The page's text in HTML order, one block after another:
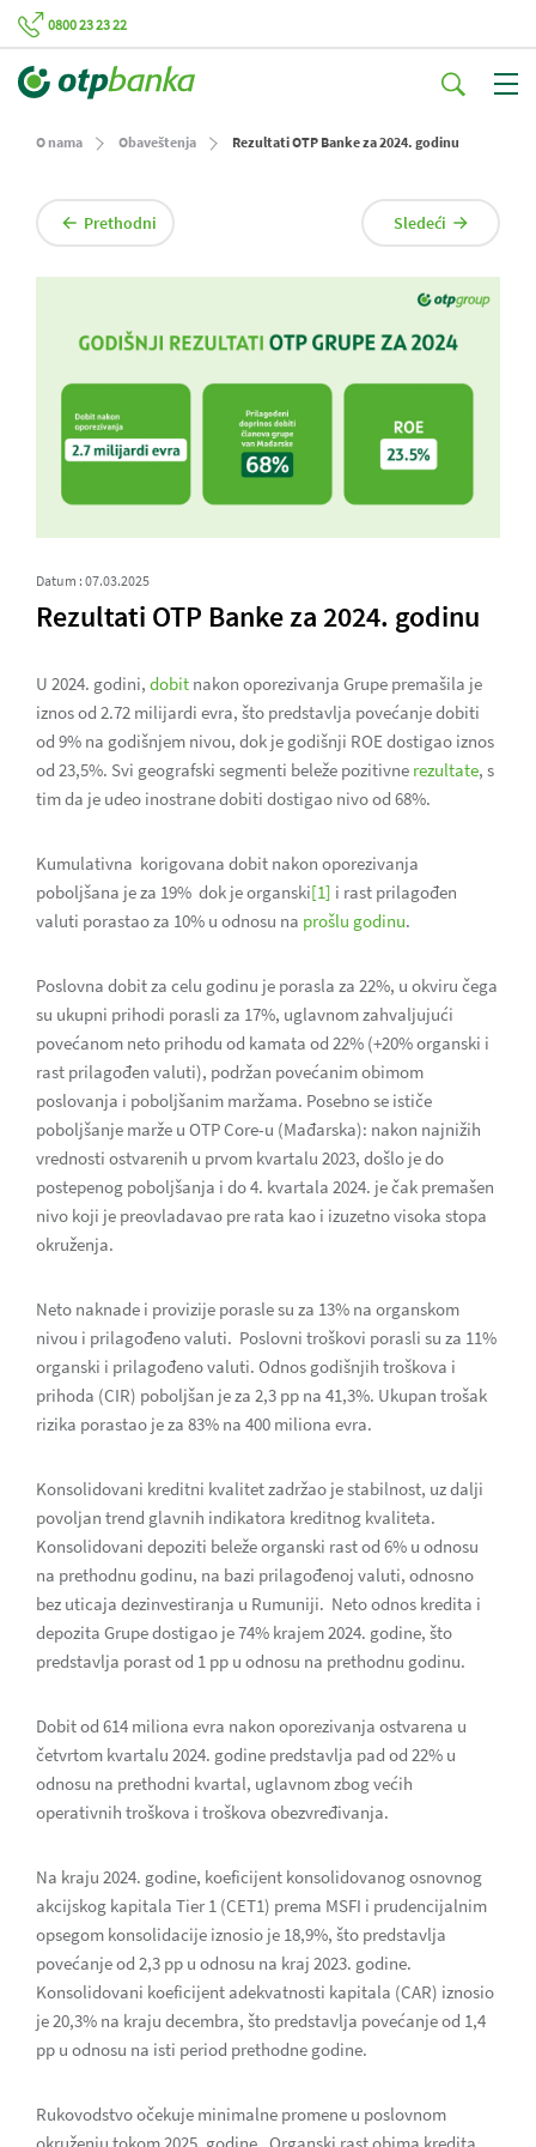
0800 23 23 22
O nama Obaveštenja Rezultati OTP Banke za 2024. godinu
Prethodni Sledeći
Datum : 07.03.2025
Rezultati OTP Banke za 2024. godinu
U 2024. godini, dobit nakon oporezivanja Grupe premašila je
iznos od 2.72 milijardi evra, što predstavlja povećanje dobiti
od 9% na godišnjem nivou, dok je godišnji ROE dostigao iznos
od 23,5%. Svi geografski segmenti beleže pozitivne rezultate, s
tim da je udeo inostrane dobiti dostigao nivo od 68%.
Kumulativna korigovana dobit nakon oporezivanja
poboljšana je za 19% dok je organski[1] i rast prilagođen
valuti porastao za 10% u odnosu na prošlu godinu.
Poslovna dobit za celu godinu je porasla za 22%, u okviru čega
su ukupni prihodi porasli za 17%, uglavnom zahvaljujući
povećanom neto prihodu od kamata od 22% (+20% organski i
rast prilagođen valuti), podržan povećanim obimom
poslovanja i poboljšanim maržama. Posebno se ističe
poboljšanje marže u OTP Core-u (Mađarska): nakon najnižih
vrednosti ostvarenih u prvom kvartalu 2023, došlo je do
postepenog poboljšanja i do 4. kvartala 2024. je čak premašen
nivo koji je preovladavao pre rata kao i izuzetno visoka stopa
okruženja.
Neto naknade i provizije porasle su za 13% na organskom
nivou i prilagođeno valuti. Poslovni troškovi porasli su za 11%
organski i prilagođeno valuti. Odnos godišnjih troškova i
prihoda (CIR) poboljšan je za 2,3 pp na 41,3%. Ukupan trošak
rizika porastao je za 83% na 400 miliona evra.
Konsolidovani kreditni kvalitet zadržao je stabilnost, uz dalji
povoljan trend glavnih indikatora kreditnog kvaliteta.
Konsolidovani depoziti beleže organski rast od 6% u odnosu
na prethodnu godinu, na bazi prilagođenoj valuti, odnosno
bez uticaja dezinvestiranja u Rumuniji. Neto odnos kredita i
depozita Grupe dostigao je 74% krajem 2024. godine, što
predstavlja porast od 1 pp u odnosu na prethodnu godinu.
Dobit od 614 miliona evra nakon oporezivanja ostvarena u
četvrtom kvartalu 2024. godine predstavlja pad od 22% u
odnosu na prethodni kvartal, uglavnom zbog većih
operativnih troškova i troškova obezvređivanja.
Na kraju 2024. godine, koeficijent konsolidovanog osnovnog
akcijskog kapitala Tier 1 (CET1) prema MSFI i prudencijalnim
opsegom konsolidacije iznosio je 18,9%, što predstavlja
povećanje od 2,3 pp u odnosu na kraj 2023. godine.
Konsolidovani koeficijent adekvatnosti kapitala (CAR) iznosio
je 20,3% na kraju decembra, što predstavlja povećanje od 1,4
pp u odnosu na isti period prethodne godine.
Rukovodstvo očekuje minimalne promene u poslovnom